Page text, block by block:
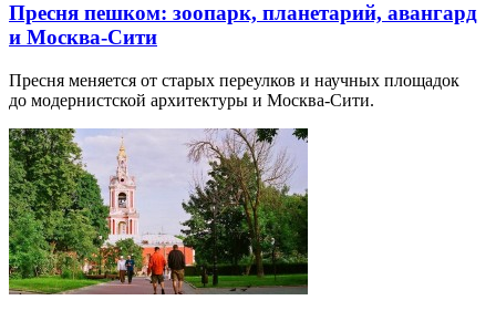
Пресня пешком: зоопарк, планетарий, авангард
и Москва-Сити
Пресня меняется от старых переулков и научных площадок
до модернистской архитектуры и Москва-Сити.